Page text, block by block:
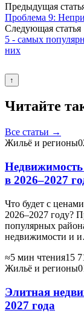
Предыдущая
Проблема 9:
Следующая статья
5 - самых
них
↑
Читайте
Все статьи →
Жильё и регионы
Недвижимость
в 2026–2027
Что будет с
2026–2027 году?
популярных
недвижимости и
≈5 мин чтения15
Жильё и регионы
Элитная
2027 года